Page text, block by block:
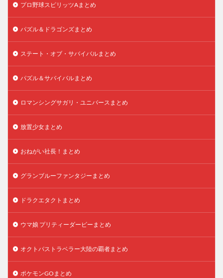
プロ野球スピリッツAまとめ
パズル＆ドラゴンズまとめ
ステート・オブ・サバイバルまとめ
パズル＆サバイバルまとめ
ロマンシングサガリ・ユニバースまとめ
放置少女まとめ
おねがい社長！まとめ
グランブルーファンタジーまとめ
ドラクエタクトまとめ
ウマ娘 プリティーダービーまとめ
オクトパストラベラー大陸の覇者まとめ
ポケモンGOまとめ